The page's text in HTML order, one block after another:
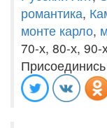
романтика,
монте карло,
70-х, 80-х, 90-